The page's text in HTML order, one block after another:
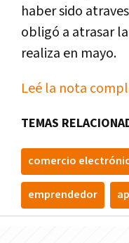
haber sido
obligó a atrasar
realiza en mayo.
Leé la nota
TEMAS
comercio
emprendedor